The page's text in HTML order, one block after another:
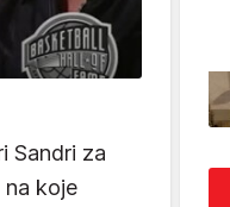
Sandri za
na koje